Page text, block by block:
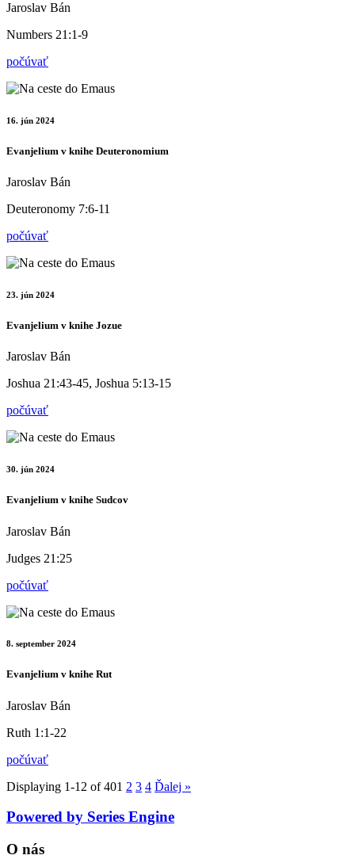
Jaroslav Bán
Numbers 21:1-9
počúvať
16. jún 2024
Evanjelium v knihe Deuteronomium
Jaroslav Bán
Deuteronomy 7:6-11
počúvať
23. jún 2024
Evanjelium v knihe Jozue
Jaroslav Bán
Joshua 21:43-45, Joshua 5:13-15
počúvať
30. jún 2024
Evanjelium v knihe Sudcov
Jaroslav Bán
Judges 21:25
počúvať
8. september 2024
Evanjelium v knihe Rut
Jaroslav Bán
Ruth 1:1-22
počúvať
Displaying 1-12 of 401 2 3 4 Ďalej »
Powered by Series Engine
O nás